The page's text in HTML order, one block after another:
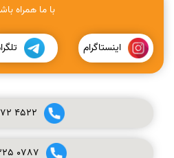
با ما همراه
اینستاگرام
4522
0787